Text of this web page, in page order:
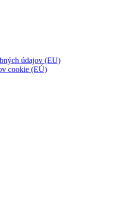
údajov (EU)
cookie (EÚ)